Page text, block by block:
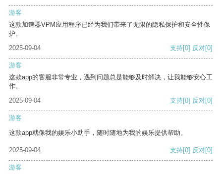
游客
这款加速器VPM应用程序已经为我们带来了无限的隐私保护和安全性保
护。
2025-09-04
支持[0] 反对[0]
游客
这款app的客服非常专业，遇到问题总是能够及时解决，让我能够安心工
作。
2025-09-04
支持[0] 反对[0]
游客
这款app就像我的娱乐小助手，随时随地为我的娱乐提供帮助。
2025-09-04 支持[0] 反对[0]
游客